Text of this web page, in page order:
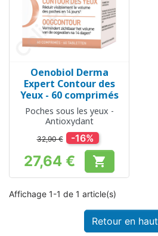
Oenobiol Derma
Expert Contour des
Yeux - 60 comprimés
Poches sous les yeux -
Antioxydant
32,90 € -16%
Prix
27,64 € 
Affichage 1-1 de 1 article(s)
Retour en haut